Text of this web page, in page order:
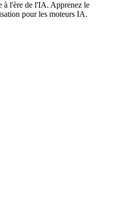
à l'ère de l'IA. Apprenez le
pour les moteurs IA.